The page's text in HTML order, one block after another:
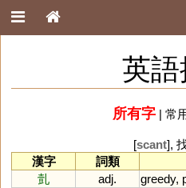
英
所有字| 常
[scant],
漢字
詞類
亄
adj. greedy,